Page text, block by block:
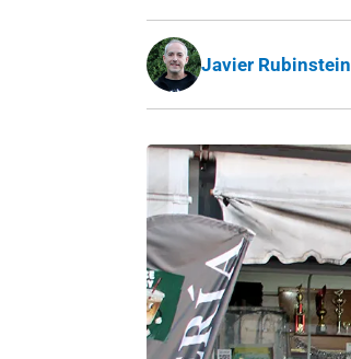
Javier Rubinstein